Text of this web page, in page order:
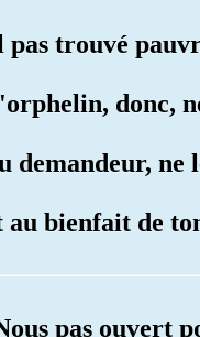
pas trouvé
donc,
demandeur, ne
au bienfait de
pas ouvert